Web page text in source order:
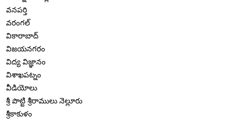
వనపర్తి
వరంగల్
వికారాబాద్
విజయనగరం
విద్య విజ్ఞానం
విశాఖపట్నం
వీడియోలు
శ్రీ పొట్టి శ్రీరాములు నెల్లూరు
శ్రీకాకుళం